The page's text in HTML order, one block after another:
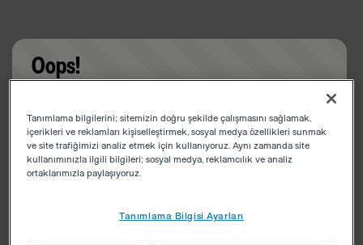
Oops!
app
Tanımlama bilgilerini; sitemizin doğru şekilde çalışmasını sağlamak,
içerikleri ve reklamları kişiselleştirmek, sosyal medya özellikleri sunmak
ve site trafiğimizi analiz etmek için kullanıyoruz. Aynı zamanda site
kullanımınızla ilgili bilgileri; sosyal medya, reklamcılık ve analiz
ortaklarımızla paylaşıyoruz.
Tanımlama Bilgisi Ayarları